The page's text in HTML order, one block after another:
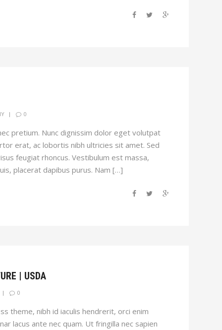
0
pretium. Nunc dignissim dolor eget volutpat
erat, ac lobortis nibh ultricies sit amet. Sed
feugiat rhoncus. Vestibulum est massa,
placerat dapibus purus. Nam […]
| USDA
0
theme, nibh id iaculis hendrerit, orci enim
lacus ante nec quam. Ut fringilla nec sapien